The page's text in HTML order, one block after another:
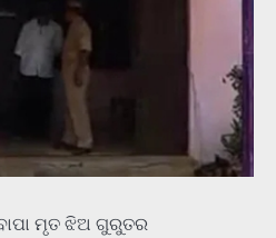
ବାପା ମୃତ ଝିଅ ଗୁରୁତର